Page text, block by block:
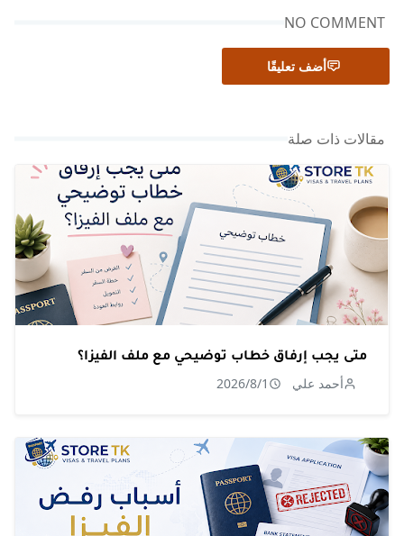
NO COMMENT
أضف تعليقًا
مقالات ذات صلة
متى يجب إرفاق خطاب توضيحي مع ملف الفيزا؟
أحمد علي 2026/8/1